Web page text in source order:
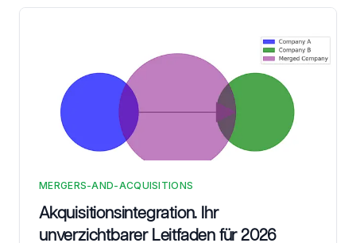
MERGERS-AND-ACQUISITIONS
Akquisitionsintegration. Ihr
unverzichtbarer Leitfaden für 2026